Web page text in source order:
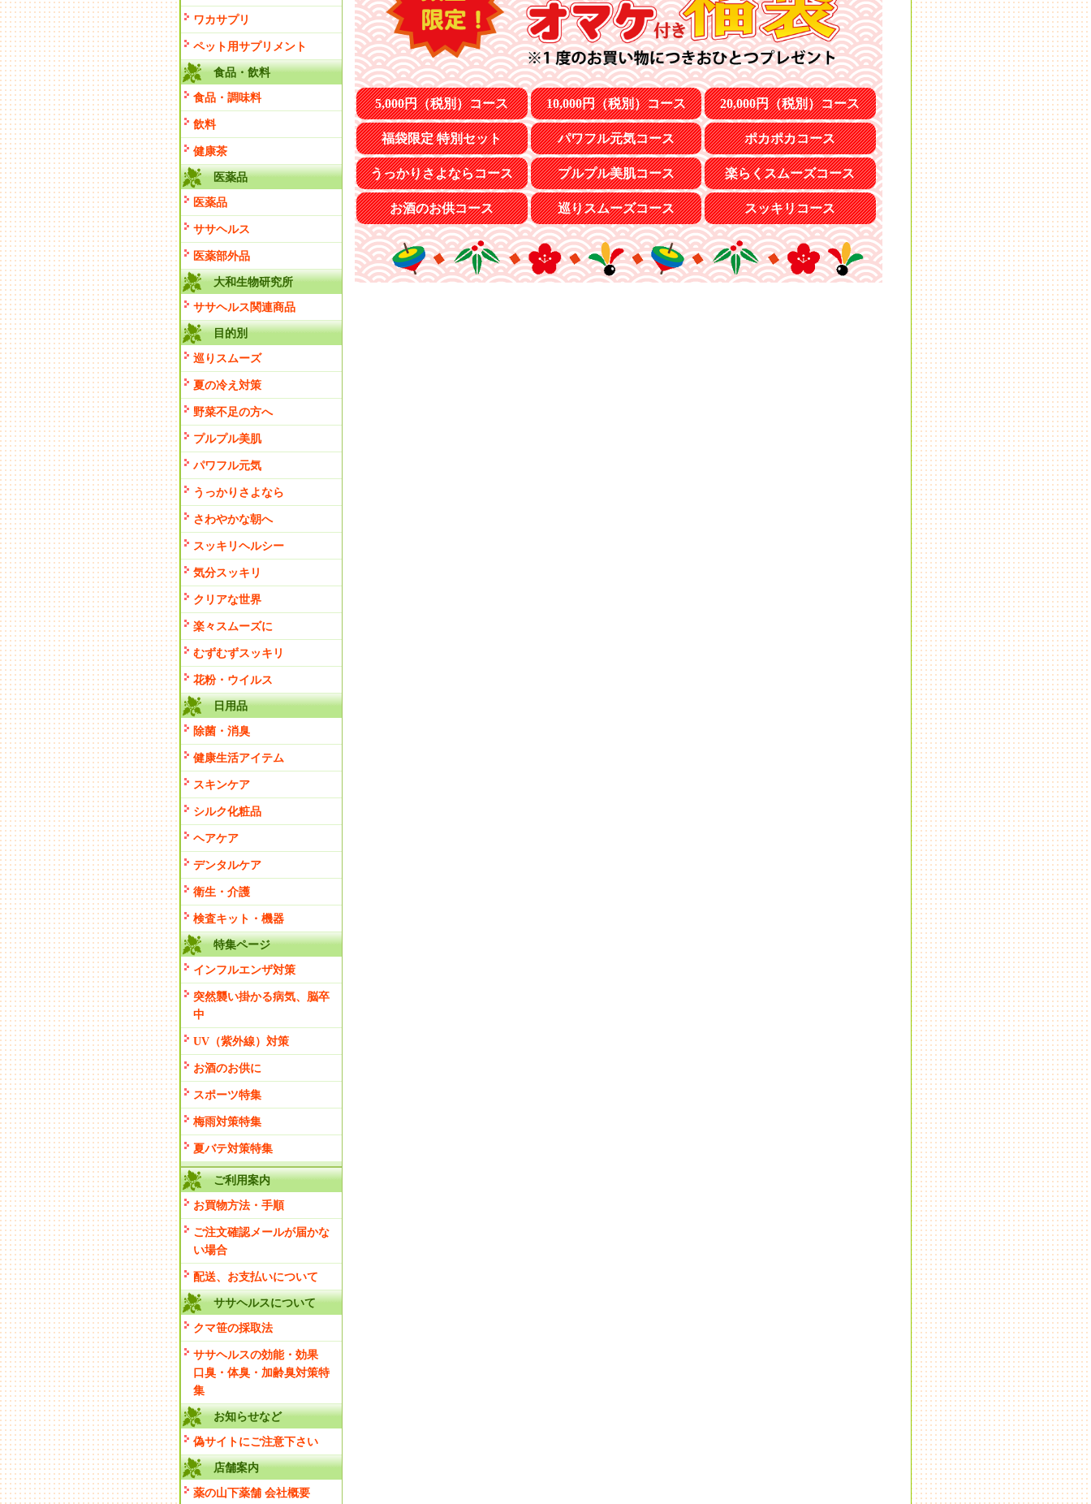
ワカサプリ
ペット用サプリメント
食品・飲料
食品・調味料
飲料
健康茶
医薬品
医薬品
ササヘルス
医薬部外品
大和生物研究所
ササヘルス関連商品
目的別
巡りスムーズ
夏の冷え対策
野菜不足の方へ
プルプル美肌
パワフル元気
うっかりさよなら
さわやかな朝へ
スッキリヘルシー
気分スッキリ
クリアな世界
楽々スムーズに
むずむずスッキリ
花粉・ウイルス
日用品
除菌・消臭
健康生活アイテム
スキンケア
シルク化粧品
ヘアケア
デンタルケア
衛生・介護
検査キット・機器
特集ページ
インフルエンザ対策
突然襲い掛かる病気、脳卒
中
UV（紫外線）対策
お酒のお供に
スポーツ特集
梅雨対策特集
夏バテ対策特集
ご利用案内
お買物方法・手順
ご注文確認メールが届かな
い場合
配送、お支払いについて
ササヘルスについて
クマ笹の採取法
ササヘルスの効能・効果
口臭・体臭・加齢臭対策特
集
お知らせなど
偽サイトにご注意下さい
店舗案内
薬の山下薬舗 会社概要
5,000円（税別）コース 10,000円（税別）コース 20,000円（税別）コース
福袋限定 特別セット パワフル元気コース ポカポカコース
うっかりさよならコース プルプル美肌コース 楽らくスムーズコース
お酒のお供コース 巡りスムーズコース スッキリコース